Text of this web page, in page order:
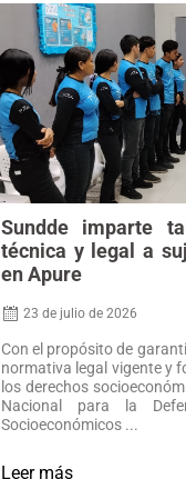
Sundde imparte
técnica y legal a
en Apure
23 de julio de 2026
Con el propósito de
normativa legal vigente y
los derechos
Nacional para la
Socioeconómicos ...
Leer más